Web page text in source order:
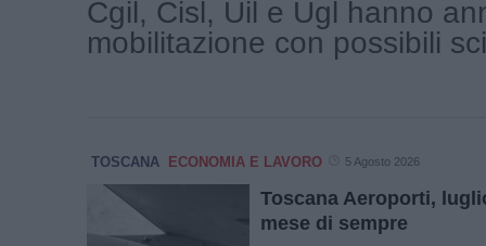
Cgil, Cisl, Uil e Ugl hanno
mobilitazione con possibili
TOSCANA ECONOMIA E LAVORO 5 Agosto 2026
Toscana Aeroporti,
mese di sempre